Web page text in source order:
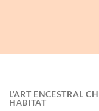
L’ART ENCESTRAL
HABITAT